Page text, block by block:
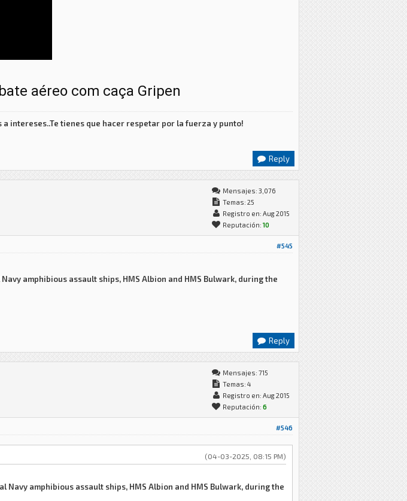
aéreo com caça Gripen
intereses..Te tienes que hacer respetar por la fuerza y punto!
Reply
Mensajes: 3,076
Temas: 25
Registro en: Aug 2015
Reputación: 10
#545
amphibious assault ships, HMS Albion and HMS Bulwark, during the
Reply
Mensajes: 715
Temas: 4
Registro en: Aug 2015
Reputación: 6
#546
(04-03-2025, 08:15 PM)
amphibious assault ships, HMS Albion and HMS Bulwark, during the